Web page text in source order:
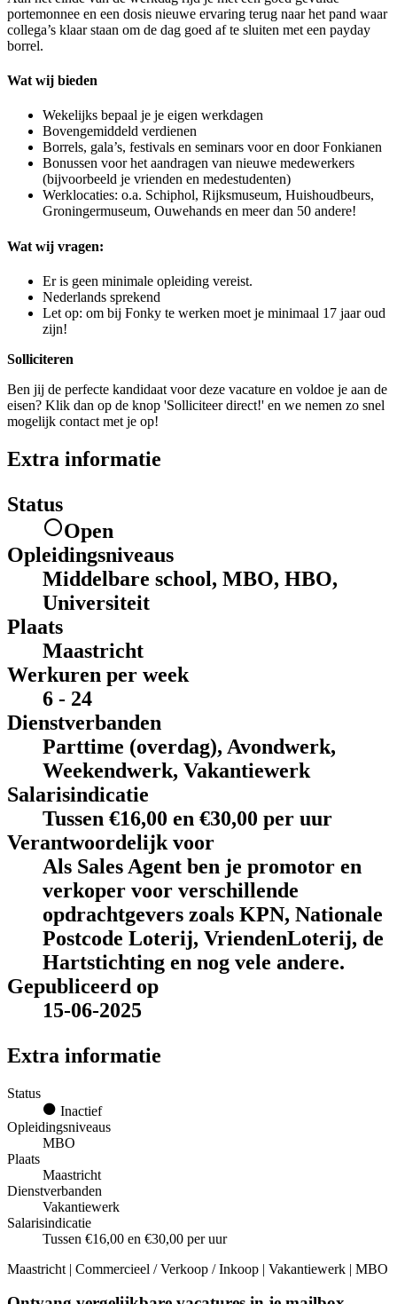
portemonnee en een dosis nieuwe ervaring terug naar het pand waar
collega’s klaar staan om de dag goed af te sluiten met een payday
borrel.
Wat wij bieden
Wekelijks bepaal je je eigen werkdagen
Bovengemiddeld verdienen
Borrels, gala’s, festivals en seminars voor en door Fonkianen
Bonussen voor het aandragen van nieuwe medewerkers
(bijvoorbeeld je vrienden en medestudenten)
Werklocaties: o.a. Schiphol, Rijksmuseum, Huishoudbeurs,
Groningermuseum, Ouwehands en meer dan 50 andere!
Wat wij vragen:
Er is geen minimale opleiding vereist.
Nederlands sprekend
Let op: om bij Fonky te werken moet je minimaal 17 jaar oud
zijn!
Solliciteren
Ben jij de perfecte kandidaat voor deze vacature en voldoe je aan de
eisen? Klik dan op de knop 'Solliciteer direct!' en we nemen zo snel
mogelijk contact met je op!
Extra informatie
Status
Open
Opleidingsniveaus
Middelbare school, MBO, HBO,
Universiteit
Plaats
Maastricht
Werkuren per week
6 - 24
Dienstverbanden
Parttime (overdag), Avondwerk,
Weekendwerk, Vakantiewerk
Salarisindicatie
Tussen €16,00 en €30,00 per uur
Verantwoordelijk voor
Als Sales Agent ben je promotor en
verkoper voor verschillende
opdrachtgevers zoals KPN, Nationale
Postcode Loterij, VriendenLoterij, de
Hartstichting en nog vele andere.
Gepubliceerd op
15-06-2025
Extra informatie
Status
Inactief
Opleidingsniveaus
MBO
Plaats
Maastricht
Dienstverbanden
Vakantiewerk
Salarisindicatie
Tussen €16,00 en €30,00 per uur
Maastricht | Commercieel / Verkoop / Inkoop | Vakantiewerk | MBO